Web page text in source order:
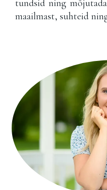
tundsid ning
maailmast, suhteid